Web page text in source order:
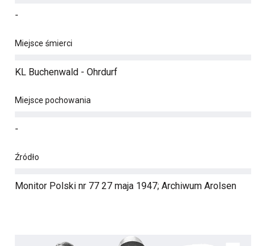
-
Miejsce śmierci
KL Buchenwald - Ohrdurf
Miejsce pochowania
-
Źródło
Monitor Polski nr 77 27 maja 1947; Archiwum Arolsen